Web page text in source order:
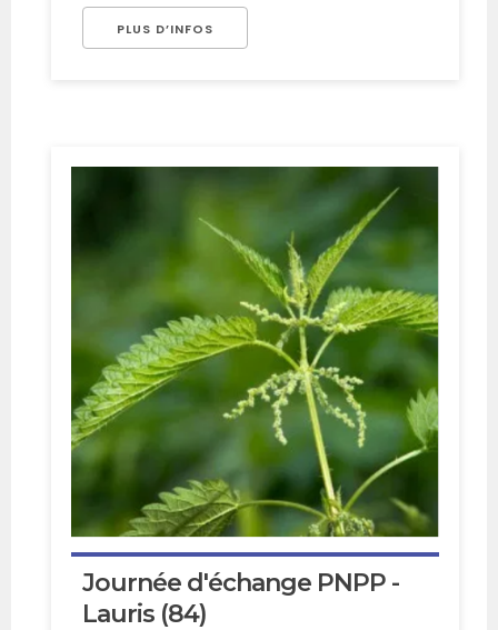
PLUS D’INFOS
Journée d'échange PNPP -
Lauris (84)